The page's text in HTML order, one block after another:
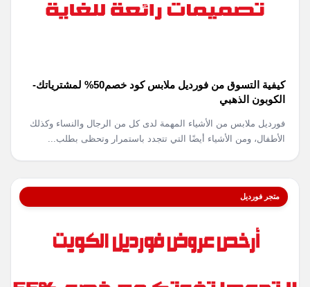
كيفية التسوق من فورديل ملابس كود خصم50% لمشترياتك-
الكوبون الذهبي
فورديل ملابس من الأشياء المهمة لدى كل من الرجال والنساء وكذلك
الأطفال، ومن الأشياء أيضًا التي تتجدد باستمرار وتحظى بطلب...
متجر فورديل